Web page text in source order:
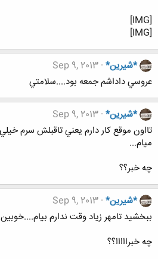
[IMG]
[IMG]
*شیرین* Sep 9, 2013
عروسي داداشم جمعه بود....سلامتي
*شیرین* Sep 9, 2013
تااون موقع كار دارم يعني تاقبلش سرم
ميام...
چه خبر؟؟
*شیرین* Sep 9, 2013
ببخشيد تامهر زياد وقت ندارم
چه خبرااااا؟؟